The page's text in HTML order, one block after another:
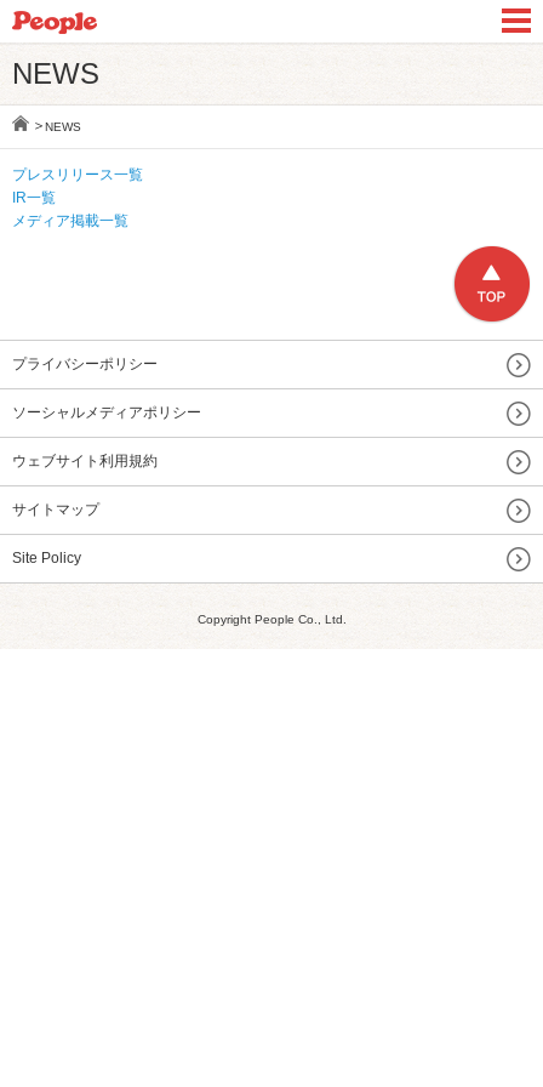
NEWS
NEWS
プレスリリース一覧
IR一覧
メディア掲載一覧
プライバシーポリシー
ソーシャルメディアポリシー
ウェブサイト利用規約
サイトマップ
Site Policy
Copyright People Co., Ltd.